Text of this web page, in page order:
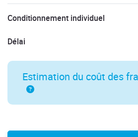
Conditionnement individuel
Délai
Estimation du coût des